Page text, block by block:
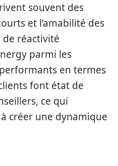
souvent des
et l’amabilité des
de réactivité
parmi les
en termes
font état de
ce qui
créer une dynamique